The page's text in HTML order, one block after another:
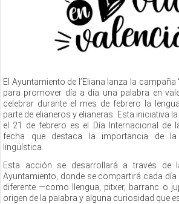
El Ayuntamiento de l’Eliana lanza la campaña
para promover día a día una palabra en
celebrar durante el mes de febrero la
parte de elianeros y elianeras. Esta iniciativa
el 21 de febrero es el Día Internacional de
fecha que destaca la importancia de
lingüística.
Esta acción se desarrollará a través de
Ayuntamiento, donde se compartirá cada día
diferente —como llengua, pitxer, barranc o
origen de la palabra y alguna curiosidad que